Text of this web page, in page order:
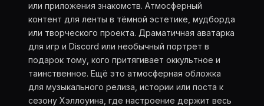
или приложения знакомств. Атмосферный
контент для ленты в тёмной эстетике, мудборда
или творческого проекта. Драматичная аватарка
для игр и Discord или необычный портрет в
подарок тому, кого притягивает оккультное и
таинственное. Ещё это атмосферная обложка
для музыкального релиза, истории или поста к
сезону Хэллоуина, где настроение держит весь